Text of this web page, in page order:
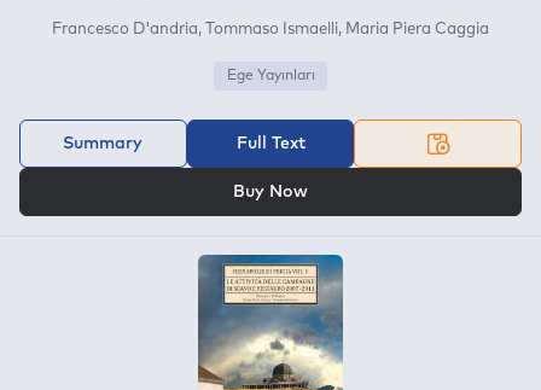
Francesco D'andria Tommaso Ismaelli Maria Piera Caggia
Ege Yayınları
Summary Full Text
Buy Now